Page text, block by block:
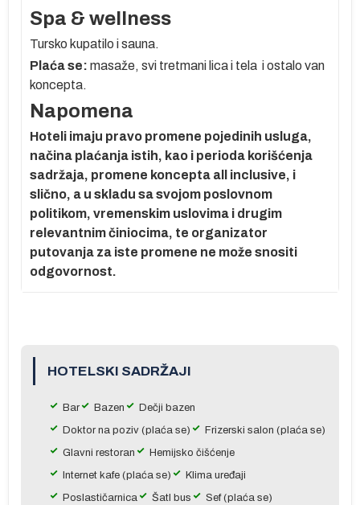
Spa & wellness
Tursko kupatilo i sauna.
Plaća se: masaže, svi tretmani lica i tela i ostalo van
koncepta.
Napomena
Hoteli imaju pravo promene pojedinih usluga,
načina plaćanja istih, kao i perioda korišćenja
sadržaja, promene koncepta all inclusive, i
slično, a u skladu sa svojom poslovnom
politikom, vremenskim uslovima i drugim
relevantnim činiocima, te organizator
putovanja za iste promene ne može snositi
odgovornost.
HOTELSKI SADRŽAJI
Bar Bazen
Dečji bazen
Doktor na poziv (plaća se)
Frizerski salon (plaća se)
Glavni restoran
Hemijsko čišćenje
Internet kafe (plaća se)
Klima uređaji
Poslastičarnica
Šatl bus
Sef (plaća se)